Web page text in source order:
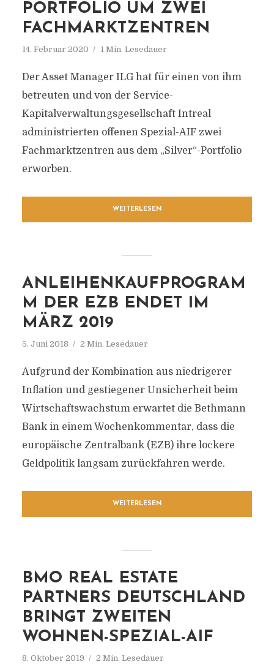
PORTFOLIO UM ZWEI
FACHMARKTZENTREN
14. Februar 2020 1 Min. Lesedauer
Der Asset Manager ILG hat für einen von ihm
betreuten und von der Service-
Kapitalverwaltungsgesellschaft Intreal
administrierten offenen Spezial-AIF zwei
Fachmarktzentren aus dem „Silver“-Portfolio
erworben.
WEITERLESEN
ANLEIHENKAUFPROGRAM
M DER EZB ENDET IM
MÄRZ 2019
5. Juni 2018 2 Min. Lesedauer
Aufgrund der Kombination aus niedrigerer
Inflation und gestiegener Unsicherheit beim
Wirtschaftswachstum erwartet die Bethmann
Bank in einem Wochenkommentar, dass die
europäische Zentralbank (EZB) ihre lockere
Geldpolitik langsam zurückfahren werde.
WEITERLESEN
BMO REAL ESTATE
PARTNERS DEUTSCHLAND
BRINGT ZWEITEN
WOHNEN-SPEZIAL-AIF
8. Oktober 2019 2 Min. Lesedauer